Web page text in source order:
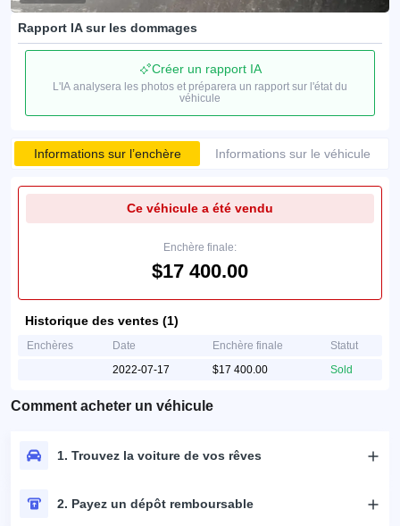
Rapport IA sur les dommages
Créer un rapport IA
L'IA analysera les photos et préparera un rapport sur l'état du
véhicule
Informations sur l’enchère Informations sur le véhicule
Ce véhicule a été vendu
Enchère finale:
$17 400.00
Historique des ventes (1)
Enchères Date Enchère finale
Statut
2022-07-17
$17 400.00 Sold
Comment acheter un véhicule
1. Trouvez la voiture de vos rêves
2. Payez un dépôt remboursable